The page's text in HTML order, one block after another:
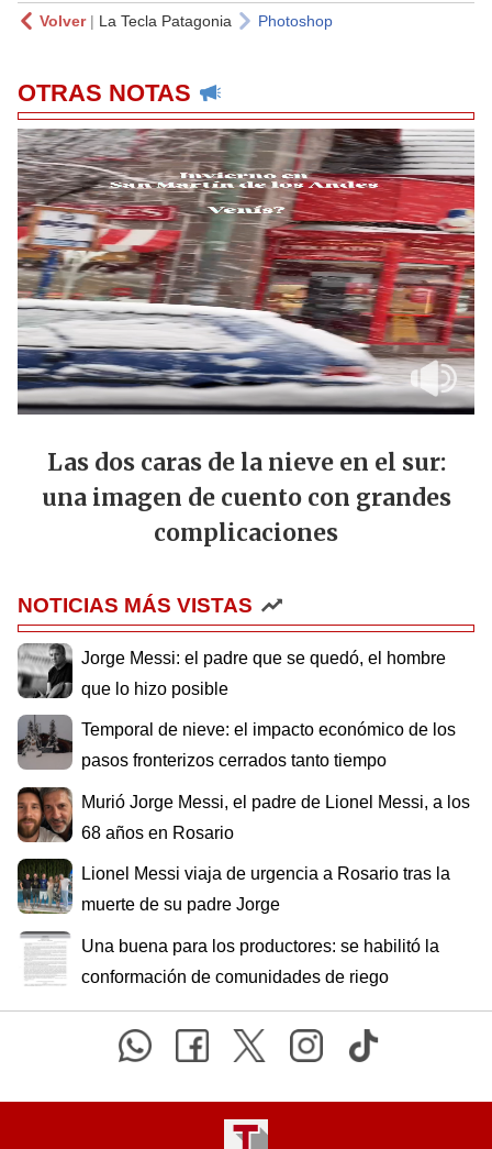
Volver| La Tecla Patagonia Photoshop
OTRAS NOTAS
Las dos caras de la nieve en el sur:
una imagen de cuento con grandes
complicaciones
NOTICIAS MÁS VISTAS
Jorge Messi: el padre que se quedó, el hombre
que lo hizo posible
Temporal de nieve: el impacto económico de los
pasos fronterizos cerrados tanto tiempo
Murió Jorge Messi, el padre de Lionel Messi, a los
68 años en Rosario
Lionel Messi viaja de urgencia a Rosario tras la
muerte de su padre Jorge
Una buena para los productores: se habilitó la
conformación de comunidades de riego